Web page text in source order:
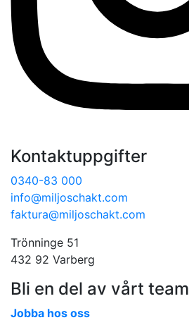
Kontaktuppgifter
0340-83 000
info@miljoschakt.com
faktura@miljoschakt.com
Trönninge 51
432 92 Varberg
Bli en del av vårt team
Jobba hos oss